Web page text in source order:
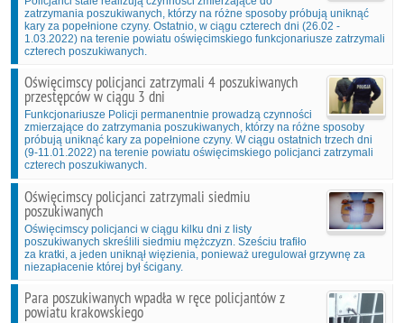
zatrzymania poszukiwanych, którzy na różne sposoby próbują uniknąć
kary za popełnione czyny. Ostatnio, w ciągu czterech dni (26.02 -
1.03.2022) na terenie powiatu oświęcimskiego funkcjonariusze zatrzymali
czterech poszukiwanych.
Oświęcimscy policjanci zatrzymali 4 poszukiwanych
przestępców w ciągu 3 dni
Funkcjonariusze Policji permanentnie prowadzą czynności
zmierzające do zatrzymania poszukiwanych, którzy na różne sposoby
próbują uniknąć kary za popełnione czyny. W ciągu ostatnich trzech dni
(9-11.01.2022) na terenie powiatu oświęcimskiego policjanci zatrzymali
czterech poszukiwanych.
Oświęcimscy policjanci zatrzymali siedmiu
poszukiwanych
Oświęcimscy policjanci w ciągu kilku dni z listy
poszukiwanych skreślili siedmiu mężczyzn. Sześciu trafiło
za kratki, a jeden uniknął więzienia, ponieważ uregulował grzywnę za
niezapłacenie której był ścigany.
Para poszukiwanych wpadła w ręce policjantów z
powiatu krakowskiego